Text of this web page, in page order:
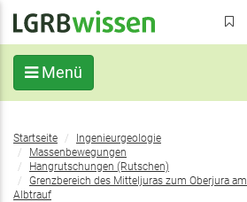
Inhalt
Menü
Sie
befinden
sich
hier:
Startseite
Ingenieurgeologie
Massenbewegungen
Hangrutschungen (Rutschen)
Grenzbereich des Mitteljuras zum Oberjura am
Albtrauf